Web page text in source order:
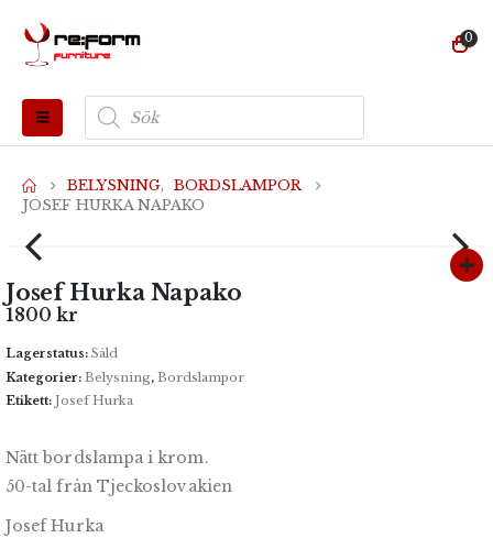
0
Produktsökning
BELYSNING, BORDSLAMPOR
JOSEF HURKA NAPAKO
Josef Hurka Napako
1800 kr
Lagerstatus: Såld
Kategorier: Belysning, Bordslampor
Etikett: Josef Hurka
Nätt bordslampa i krom.
50-tal från Tjeckoslovakien
Josef Hurka